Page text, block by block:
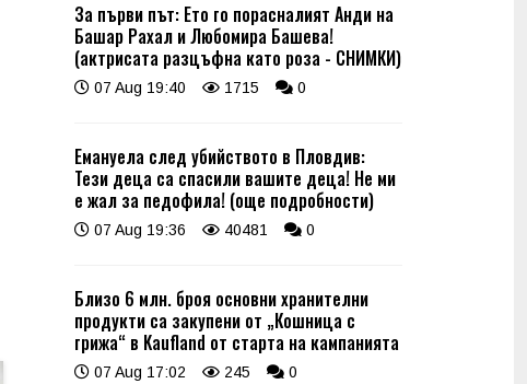
За първи път: Ето го порасналият Анди на
Башар Рахал и Любомира Башева!
(актрисата разцъфна като роза - СНИМКИ)
07 Aug 19:40 1715 0
Емануела след убийството в Пловдив:
Тези деца са спасили вашите деца! Не ми
е жал за педофила! (още подробности)
07 Aug 19:36 40481 0
Близо 6 млн. броя основни хранителни
продукти са закупени от „Кошница с
грижа“ в Kaufland от старта на кампанията
07 Aug 17:02 245 0